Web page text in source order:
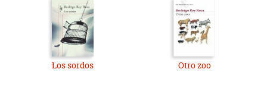
Los sordos Otro zoo